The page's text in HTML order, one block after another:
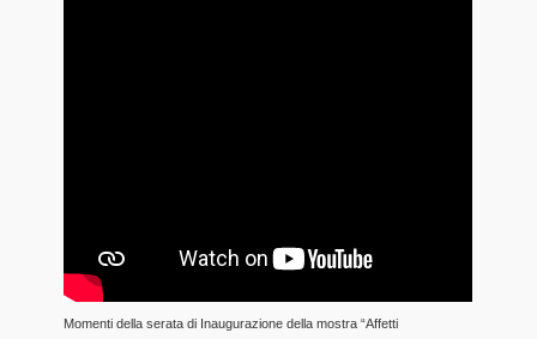
Momenti della serata di Inaugurazione della mostra “Affetti